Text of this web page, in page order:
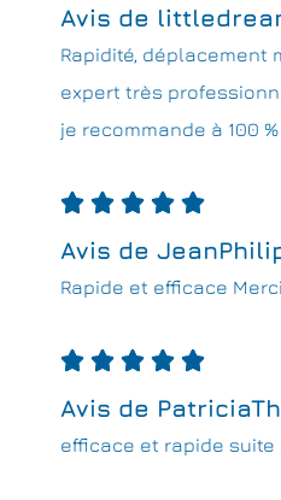
Avis de
Rapidité, déplacement
expert très
je recommande à 100 %
    
Avis de
Rapide et efficace
    
Avis de
efficace et rapide suite